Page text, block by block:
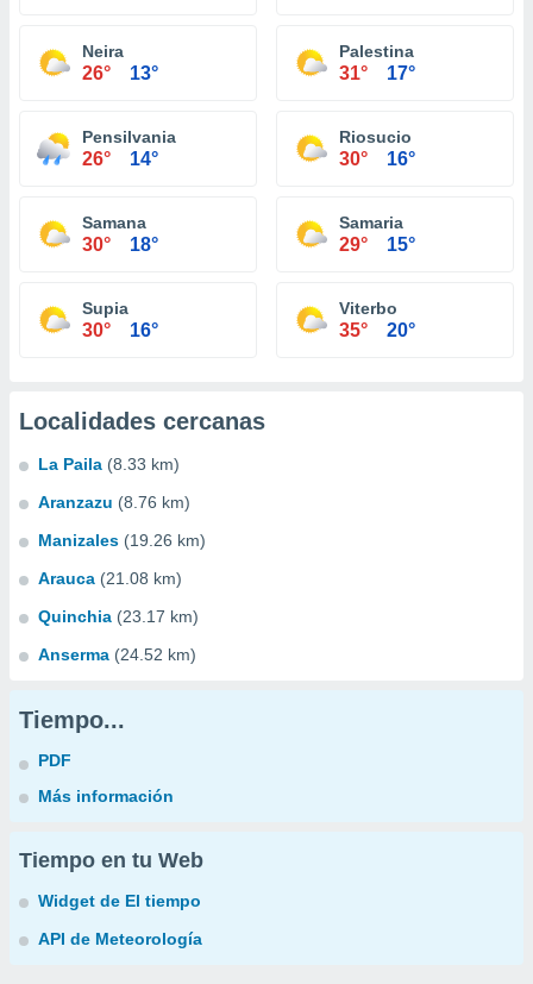
Neira
26° 13°
Palestina
31° 17°
Pensilvania
26° 14°
Riosucio
30° 16°
Samana
30° 18°
Samaria
29° 15°
Supia
30° 16°
Viterbo
35° 20°
Localidades cercanas
La Paila (8.33 km)
Aranzazu (8.76 km)
Manizales (19.26 km)
Arauca (21.08 km)
Quinchia (23.17 km)
Anserma (24.52 km)
Tiempo...
PDF
Más información
Tiempo en tu Web
Widget de El tiempo
API de Meteorología